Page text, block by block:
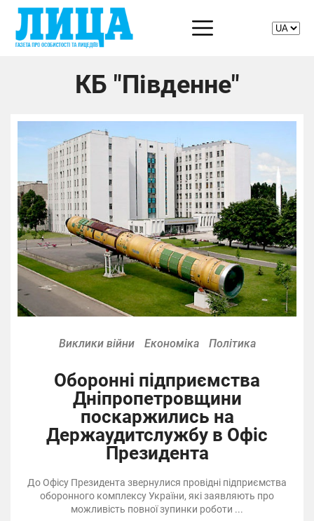
КБ "Південне"
Виклики війни Економіка Політика
Оборонні підприємства
Дніпропетровщини
поскаржились на
Держаудитслужбу в Офіс
Президента
До Офісу Президента звернулися провідні підприємства
оборонного комплексу України, які заявляють про
можливість повної зупинки роботи ...